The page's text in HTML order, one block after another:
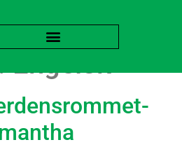
Engelsk